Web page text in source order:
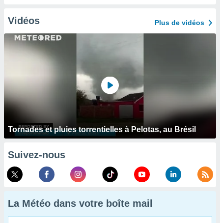
Vidéos Plus de vidéos
Tornades et pluies torrentielles à Pelotas, au Brésil
Suivez-nous
La Météo dans votre boîte mail